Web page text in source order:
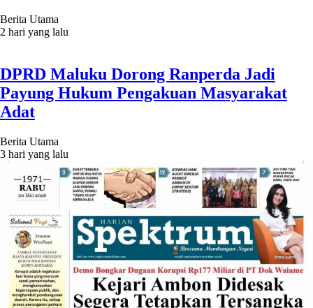
Berita Utama
2 hari yang lalu
DPRD Maluku Dorong Ranperda Jadi
Payung Hukum Pengakuan Masyarakat
Adat
Berita Utama
3 hari yang lalu